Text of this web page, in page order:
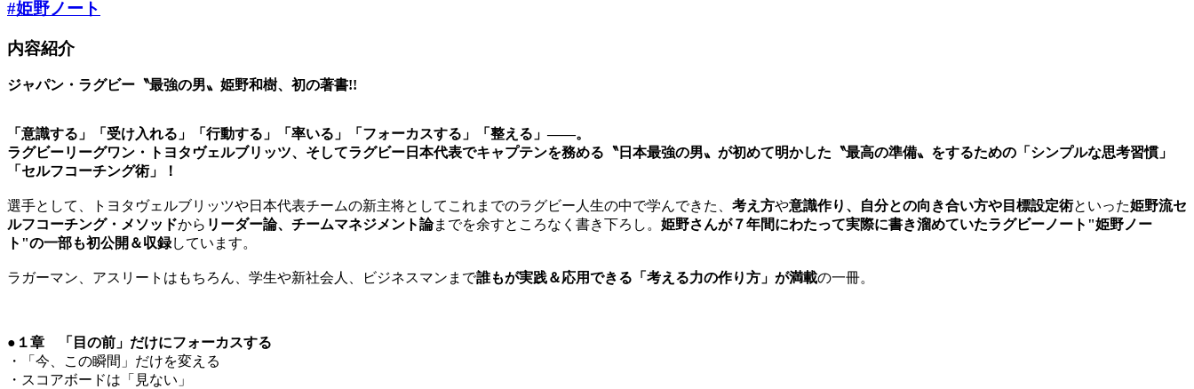
#姫野ノート
内容紹介
ジャパン・ラグビー〝最強の男〟姫野和樹、初の著書!!
「意識する」「受け入れる」「行動する」「率いる」「フォーカスする」「整える」――。
ラグビーリーグワン・トヨタヴェルブリッツ、そしてラグビー日本代表でキャプテンを務める〝日本最強の男〟が初めて明かした〝最高の準備〟をするための「シンプルな思考習慣」
「セルフコーチング術」！
選手として、トヨタヴェルブリッツや日本代表チームの新主将としてこれまでのラグビー人生の中で学んできた、 考え方や意識作り、自分との向き合い方や目標設定術といった姫野流セ
ルフコーチング・メソッドから リーダー論、チームマネジメント論までを余すところなく書き下ろし。 姫野さんが７年間にわたって実際に書き溜めていたラグビーノート"姫野ノー
ト"の一部も初公開＆収録しています。
ラガーマン、アスリートはもちろん、学生や新社会人、ビジネスマンまで誰もが実践＆応用できる「考える力の作り方」が満載の一冊。
●１章 「目の前」だけにフォーカスする
・「今、この瞬間」だけを変える
・スコアボードは「見ない」